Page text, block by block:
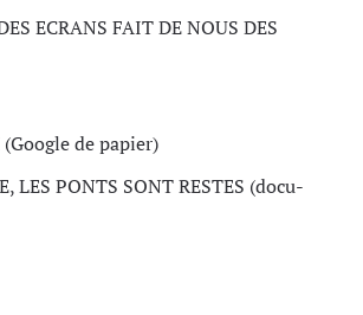
ECRANS FAIT DE NOUS DES
de papier)
LES PONTS SONT RESTES (docu-